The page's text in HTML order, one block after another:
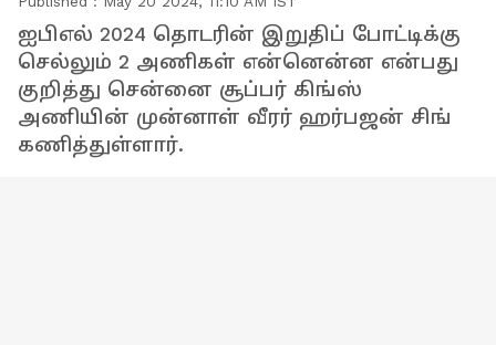
ஐபிஎல் 2024 தொடரின் இறுதிப் போட்டிக்கு
செல்லும் 2 அணிகள் என்னென்ன என்பது
குறித்து சென்னை சூப்பர் கிங்ஸ்
அணியின் முன்னாள் வீரர் ஹர்பஜன் சிங்
கணித்துள்ளார்.